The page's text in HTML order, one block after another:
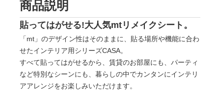
商品説明
貼ってはがせる!大人気mtリメイクシート。
「mt」のデザイン性はそのままに、貼る場所や機能に合わ
せたインテリア用シリーズCASA。
すべて貼ってはがせるから、賃貸のお部屋にも、パーティ
など特別なシーンにも、暮らしの中でカンタンにインテリ
アアレンジをお楽しみいただけます。